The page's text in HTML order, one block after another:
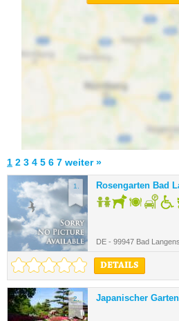
1 2 3 4 5 6 7 weiter »
1. Rosengarten Bad
DE - 99947 Bad
DETAILS
2. Japanischer Garten